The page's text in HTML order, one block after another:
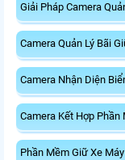
Giải Pháp Camera
Camera Quản Lý Bãi
Camera Nhận Diện
Camera Kết Hợp Phần
Phần Mềm Giữ Xe Máy